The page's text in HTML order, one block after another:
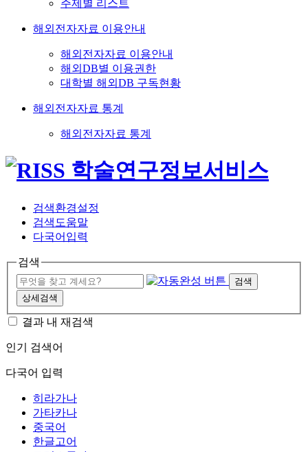
주제별 리스트
해외전자자료 이용안내
해외전자자료 이용안내
해외DB별 이용권한
대학별 해외DB 구독현황
해외전자자료 통계
해외전자자료 통계
검색환경설정
검색도움말
다국어입력
검색
검색
상세검색
결과 내 재검색
인기 검색어
다국어 입력
히라가나
가타카나
중국어
한글고어